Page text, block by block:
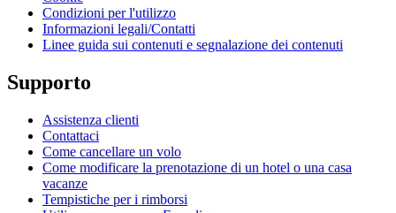
Condizioni per l'utilizzo
Informazioni legali/Contatti
Linee guida sui contenuti e segnalazione dei contenuti
Supporto
Assistenza clienti
Contattaci
Come cancellare un volo
Come modificare la prenotazione di un hotel o una casa
vacanze
Tempistiche per i rimborsi